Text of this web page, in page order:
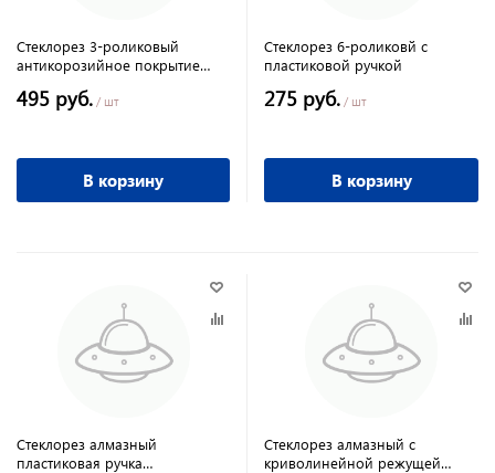
Стеклорез 3-роликовый
антикорозийное покрытие
рукоятка Россия
495 руб. / шт
В корзину
Стеклорез 6-роликовй с
пластиковой ручкой
275 руб. / шт
В корзину
Стеклорез алмазный
пластиковая ручка
Стеклорез алмазный с
криволинейной режущей